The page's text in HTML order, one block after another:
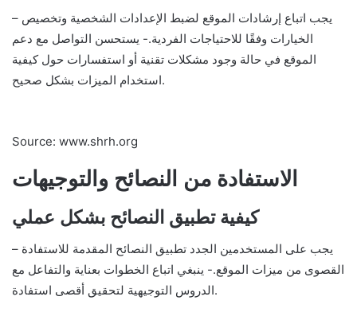
– يجب اتباع إرشادات الموقع لضبط الإعدادات الشخصية وتخصيص
الخيارات وفقًا للاحتياجات الفردية.- يستحسن التواصل مع دعم
الموقع في حالة وجود مشكلات تقنية أو استفسارات حول كيفية
استخدام الميزات بشكل صحيح.
Source: www.shrh.org
الاستفادة من النصائح والتوجيهات
كيفية تطبيق النصائح بشكل عملي
– يجب على المستخدمين الجدد تطبيق النصائح المقدمة للاستفادة
القصوى من ميزات الموقع.- ينبغي اتباع الخطوات بعناية والتفاعل مع
الدروس التوجيهية لتحقيق أقصى استفادة.